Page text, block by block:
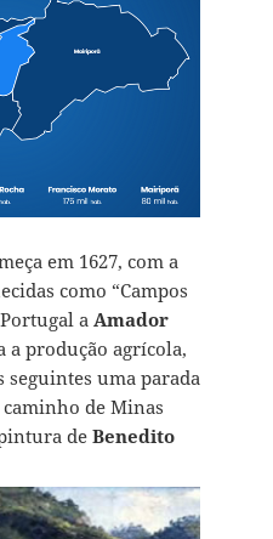
em 1627, com a
como “Campos
a Amador
a produção agrícola,
uma parada
de Minas
de Benedito